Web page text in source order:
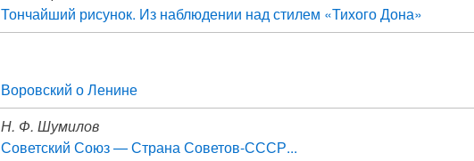
Тончайший рисунок. Из наблюдении над стилем «Тихого Дона»
Воровский о Ленине
Н. Ф. Шумилов
Советский Союз — Страна Советов-СССР...